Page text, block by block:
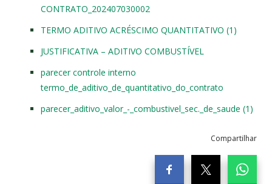
CONTRATO_202407030002
TERMO ADITIVO ACRÉSCIMO QUANTITATIVO (1)
JUSTIFICATIVA – ADITIVO COMBUSTÍVEL
parecer controle interno
termo_de_aditivo_de_quantitativo_do_contrato
parecer_aditivo_valor_-_combustivel_sec._de_saude (1)
Compartilhar